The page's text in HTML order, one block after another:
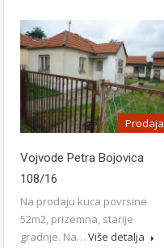
Prodaja
Vojvode Petra Bojovica
108/16
Na prodaju kuca povrsine
52m2, prizemna, starije
gradnje. Na… Više detalja